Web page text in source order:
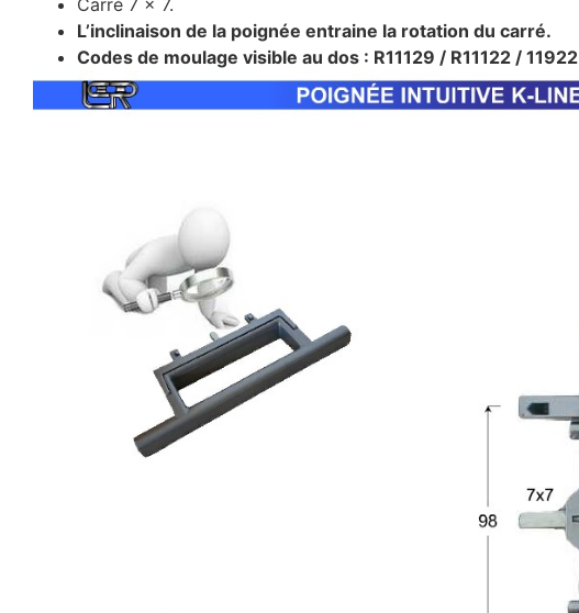
Carré 7 x 7.
L’inclinaison de la poignée entraine la rotation du carré.
Codes de moulage visible au dos : R11129 / R11122 / 11922